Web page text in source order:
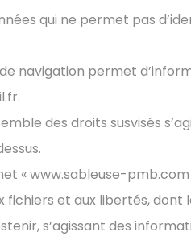
qui ne permet pas
navigation permet
des droits susvisés
« www.sableuse-
fichiers et aux libertés,
s’agissant des